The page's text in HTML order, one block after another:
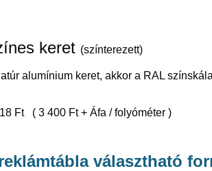
keret (színterezett)
alumínium keret, akkor a RAL
Ft ( 3 400 Ft + Áfa / folyóméter )
választható